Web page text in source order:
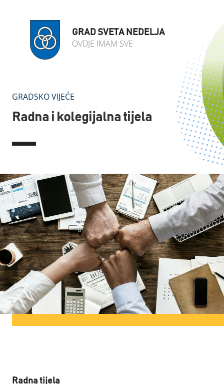
GRAD SVETA NEDELJA
OVDJE IMAM SVE
GRADSKO VIJEĆE
Radna i kolegijalna tijela
Radna tijela